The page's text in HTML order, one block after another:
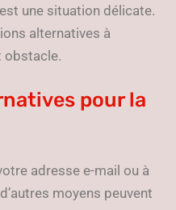
une situation délicate.
alternatives à
obstacle.
pour la
adresse e-mail ou à
moyens peuvent